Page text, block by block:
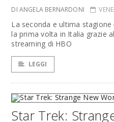
DI ANGELA BERNARDONI
La seconda e ultima
la prima volta in Italia grazie
streaming di HBO
LEGGI
Star Trek: